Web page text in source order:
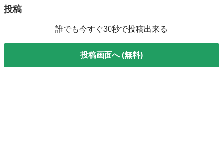
投稿
誰でも今すぐ30秒で投稿出来る
投稿画面へ (無料)